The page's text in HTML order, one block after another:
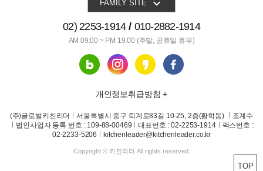
TOP
FAMILY SITE 
02) 2253-1914 010-2882-1914
AM 09:00 ~ PM 19:00 (주말, 공휴일 휴무)
개인정보취급방침 +
(주)글로벌키친리더 서울특별시 중구 퇴계로83길 10-25, 2층(황학동)
조계수
법인사업자 등록 번호 : 109-88-00469
대표번호 : 02-2253-1914
팩스번호 :
02-2233-5206
kitchenleader@kitchenleader.co.kr
Copyright © 키친리더 All rights reserved.